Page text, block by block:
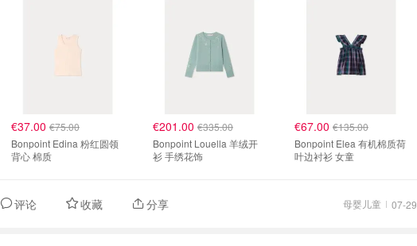
€37.00 €75.00
Bonpoint Edina 粉红圆领
背心 棉质
€201.00 €335.00
Bonpoint Louella 羊绒开
衫 手绣花饰
€67.00 €135.00
Bonpoint Elea 有机棉质荷
叶边衬衫 女童
评论 收藏 分享 母婴儿童 07-29